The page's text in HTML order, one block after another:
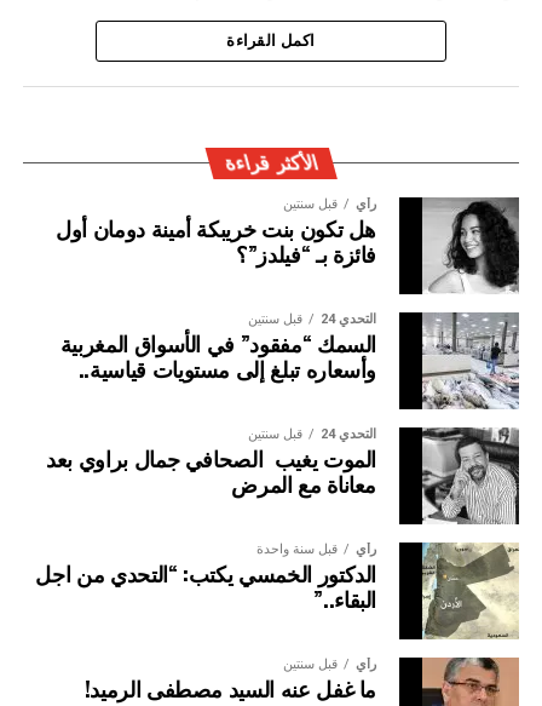
ويأتي توقيف المشتبه به في سياق التزام المصالح الأمنية
اكمل القراءة
الأكثر قراءة
رأي قبل سنتين
هل تكون بنت خريبكة أمينة دومان أول
فائزة بـ “فيلدز”؟
التحدي 24 قبل سنتين
السمك “مفقود” في الأسواق المغربية
وأسعاره تبلغ إلى مستويات قياسية..
التحدي 24 قبل سنتين
الموت يغيب الصحافي جمال براوي بعد
معاناة مع المرض
رأي قبل سنة واحدة
الدكتور الخمسي يكتب: “التحدي من اجل
البقاء..”
رأي قبل سنتين
ما غفل عنه السيد مصطفى الرميد!